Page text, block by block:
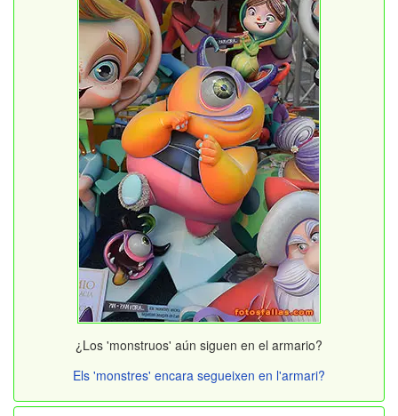
¿Los 'monstruos' aún siguen en el armario?
Els 'monstres' encara segueixen en l'armari?